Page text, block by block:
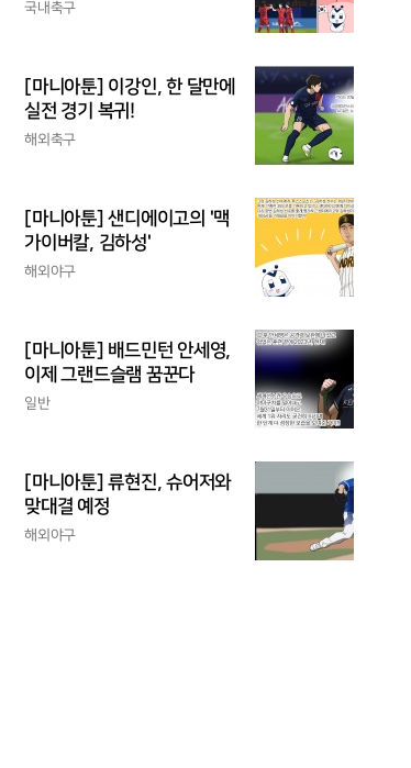
국내축구
[마니아툰] 이강인, 한 달만에
실전 경기 복귀!
해외축구
[마니아툰] 샌디에이고의 '맥
가이버칼, 김하성'
해외야구
[마니아툰] 배드민턴 안세영,
이제 그랜드슬램 꿈꾼다
일반
[마니아툰] 류현진, 슈어저와
맞대결 예정
해외야구